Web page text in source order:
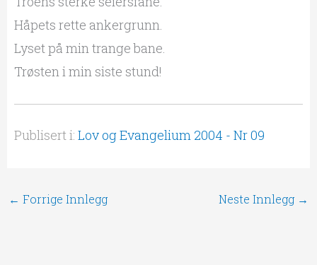
Håpets rette ankergrunn.
Lyset på min trange bane.
Trøsten i min siste stund!
Publisert i: Lov og Evangelium 2004 - Nr 09
← Forrige Innlegg Neste Innlegg →